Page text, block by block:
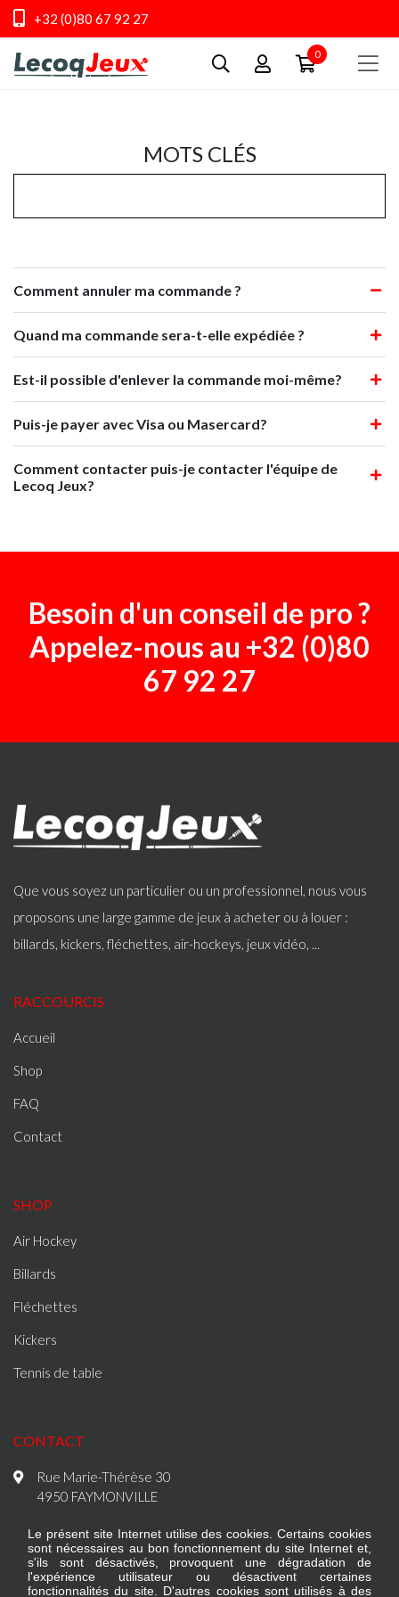
+32 (0)80 67 92 27
0
MOTS CLÉS
Comment annuler ma commande ?
Quand ma commande sera-t-elle expédiée ?
Est-il possible d'enlever la commande moi-même?
Puis-je payer avec Visa ou Masercard?
Comment contacter puis-je contacter l'équipe de
Lecoq Jeux?
Besoin d'un conseil de pro ?
Appelez-nous au +32 (0)80
67 92 27
Que vous soyez un particulier ou un professionnel, nous vous
proposons une large gamme de jeux à acheter ou à louer :
billards, kickers, fléchettes, air-hockeys, jeux vidéo, ...
RACCOURCIS
Accueil
Shop
FAQ
Contact
SHOP
Air Hockey
Billards
Fléchettes
Kickers
Tennis de table
CONTACT
Rue Marie-Thérèse 30
4950 FAYMONVILLE
+32 (0)80 67 92 27
Le présent site Internet utilise des cookies. Certains cookies
sont nécessaires au bon fonctionnement du site Internet et,
s'ils sont désactivés, provoquent une dégradation de
l'expérience utilisateur ou désactivent certaines
fonctionnalités du site. D'autres cookies sont utilisés à des